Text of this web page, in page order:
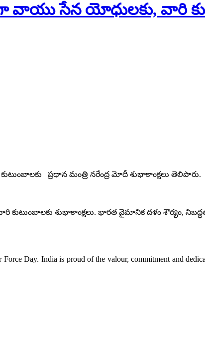
సేన యోధులకు, వారి
ప్రధాన మంత్రి నరేంద్ర మోదీ శుభాకాంక్షలు తెలిపారు.
శుభాకాంక్షలు. భారత వైమానిక దళం శౌర్యం,
Day. India is proud of the valour, commitment and